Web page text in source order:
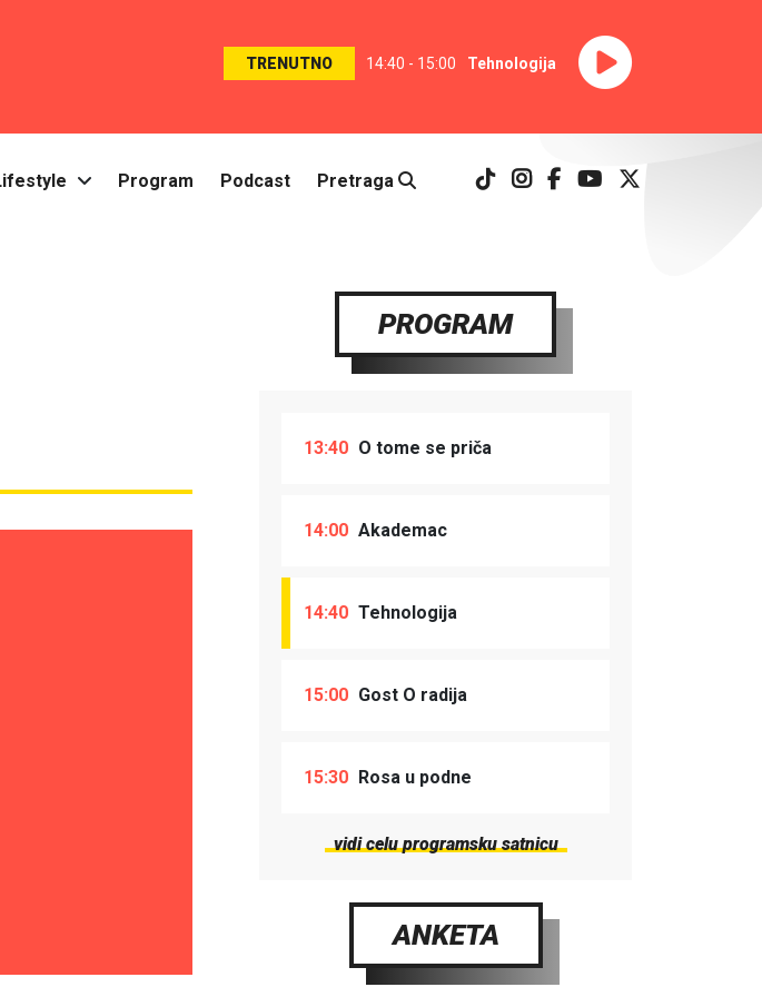
TRENUTNO 14:40 - 15:00 Tehnologija
Program Podcast Pretraga
PROGRAM
13:40 O tome se priča
14:00 Akademac
14:40 Tehnologija
15:00 Gost O radija
15:30 Rosa u podne
vidi celu programsku satnicu
ANKETA